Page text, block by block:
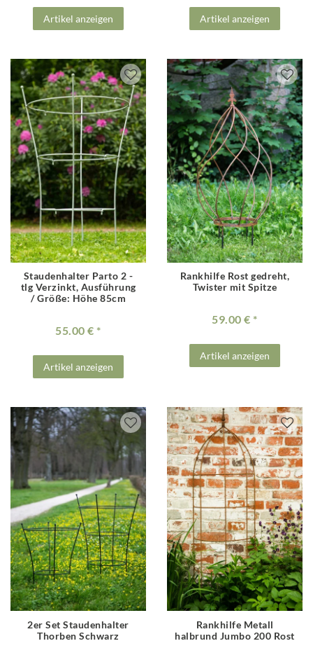
Artikel anzeigen Artikel anzeigen
Staudenhalter Parto 2 -
tlg Verzinkt, Ausführung
/ Größe: Höhe 85cm
55.00 €
Artikel anzeigen
Rankhilfe Rost gedreht,
Twister mit Spitze
59.00 €
Artikel anzeigen
2er Set Staudenhalter
Thorben Schwarz
Rankhilfe Metall
halbrund Jumbo 200 Rost